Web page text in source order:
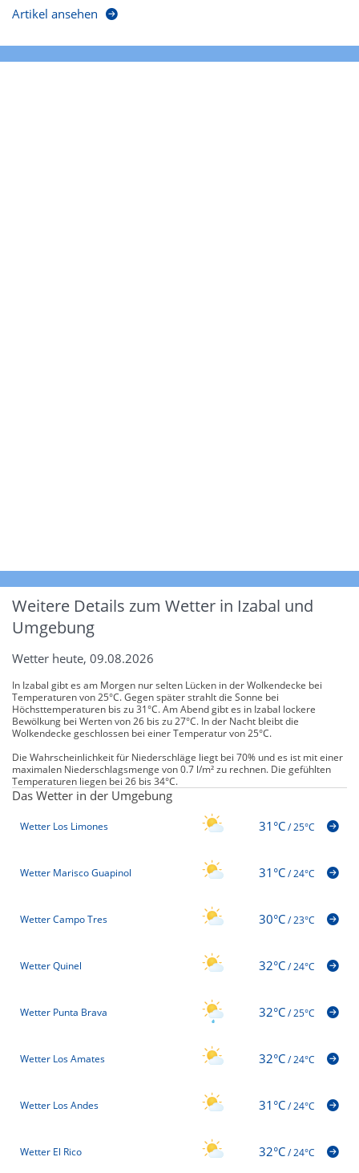
Artikel ansehen
Weitere Details zum Wetter in Izabal und
Umgebung
Wetter heute, 09.08.2026
In Izabal gibt es am Morgen nur selten Lücken in der Wolkendecke bei
Temperaturen von 25°C. Gegen später strahlt die Sonne bei
Höchsttemperaturen bis zu 31°C. Am Abend gibt es in Izabal lockere
Bewölkung bei Werten von 26 bis zu 27°C. In der Nacht bleibt die
Wolkendecke geschlossen bei einer Temperatur von 25°C.
Die Wahrscheinlichkeit für Niederschläge liegt bei 70% und es ist mit einer
maximalen Niederschlagsmenge von 0.7 l/m² zu rechnen. Die gefühlten
Temperaturen liegen bei 26 bis 34°C.
Das Wetter in der Umgebung
Wetter Los Limones 31°C/25°C
Wetter Marisco Guapinol 31°C/24°C
Wetter Campo Tres 30°C/23°C
Wetter Quinel 32°C/24°C
Wetter Punta Brava 32°C/25°C
Wetter Los Amates 32°C/24°C
Wetter Los Andes 31°C/24°C
Wetter El Rico 32°C/24°C